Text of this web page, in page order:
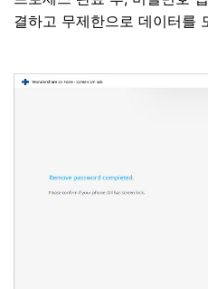
결하고 무제한으로 데이터를